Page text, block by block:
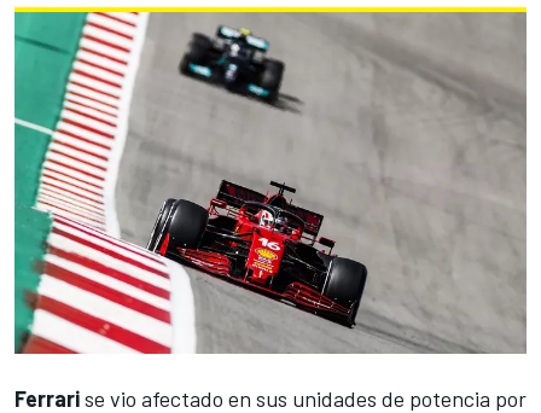
Ferrarise vio afectado en sus unidades de potencia por